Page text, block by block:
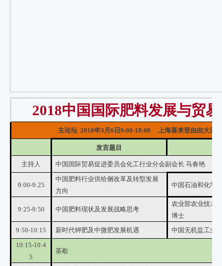
2018中国国际肥料发展与贸
主论坛 2018年3月6日9:00-18:00 上海喜来登由由大酒
发言题目
主持人 中国国际贸易促进委员会化工行业分会副会长 马春艳
9:00-9:25
中国肥料行业供给侧改革及转型发展
方向
中国石油和化学
9:25-9:50 中国肥料现状及发展战略思考
农业部农业技术
博士
9:50-10:15
新时代钾肥及中微肥发展机遇
中国无机盐工业
10:15-10:4
5
茶歇